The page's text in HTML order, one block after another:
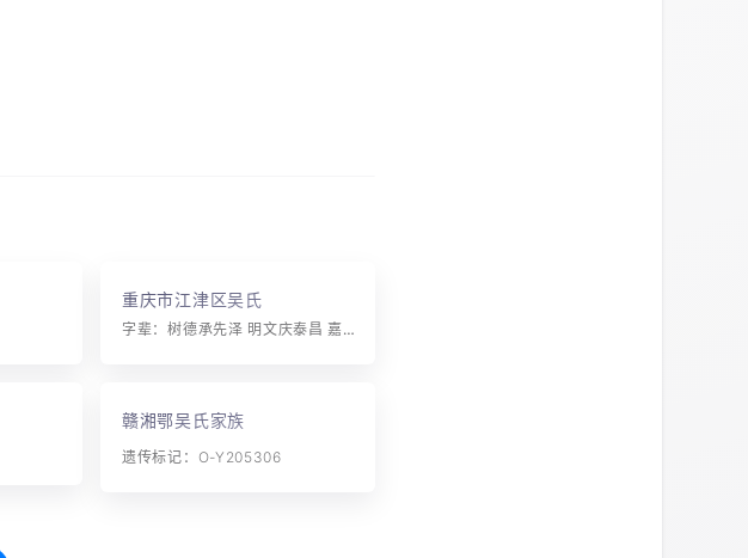
重庆市江津区吴氏
字辈：树德承先泽 明文庆泰昌 嘉谟克敬守 忠孝发祥光 友爱联辉绪 诗书启后良 家声丕振永 诒焕复苏长
赣湘鄂吴氏家族
遗传标记：O-Y205306